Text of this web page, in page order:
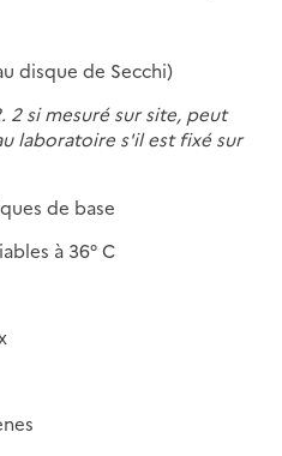
disque de Secchi)
2 si mesuré sur site, peut
laboratoire s'il est fixé sur
de base
à 36° C